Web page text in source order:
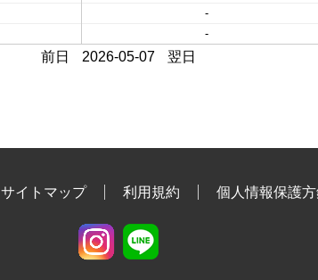
-
-
前日 2026-05-07 翌日
サイトマップ 利用規約 個人情報保護